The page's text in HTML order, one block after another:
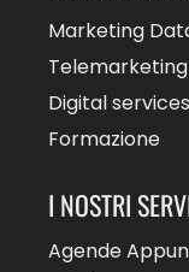
Marketing
Telemarketing
Digital services
Formazione
I NOSTRI
Agende